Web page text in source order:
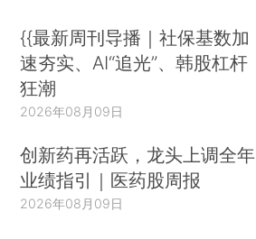
{{最新周刊导播｜社保基数加
速夯实、AI“追光”、韩股杠杆
狂潮
2026年08月09日
创新药再活跃，龙头上调全年
业绩指引｜医药股周报
2026年08月09日